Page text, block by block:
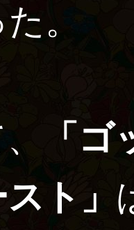
。
「
ト」